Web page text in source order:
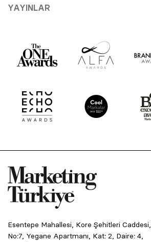
YAYINLAR
Esentepe Mahallesi, Kore Şehitleri Caddesi,
No:7, Yegane Apartmanı, Kat: 2, Daire: 4,